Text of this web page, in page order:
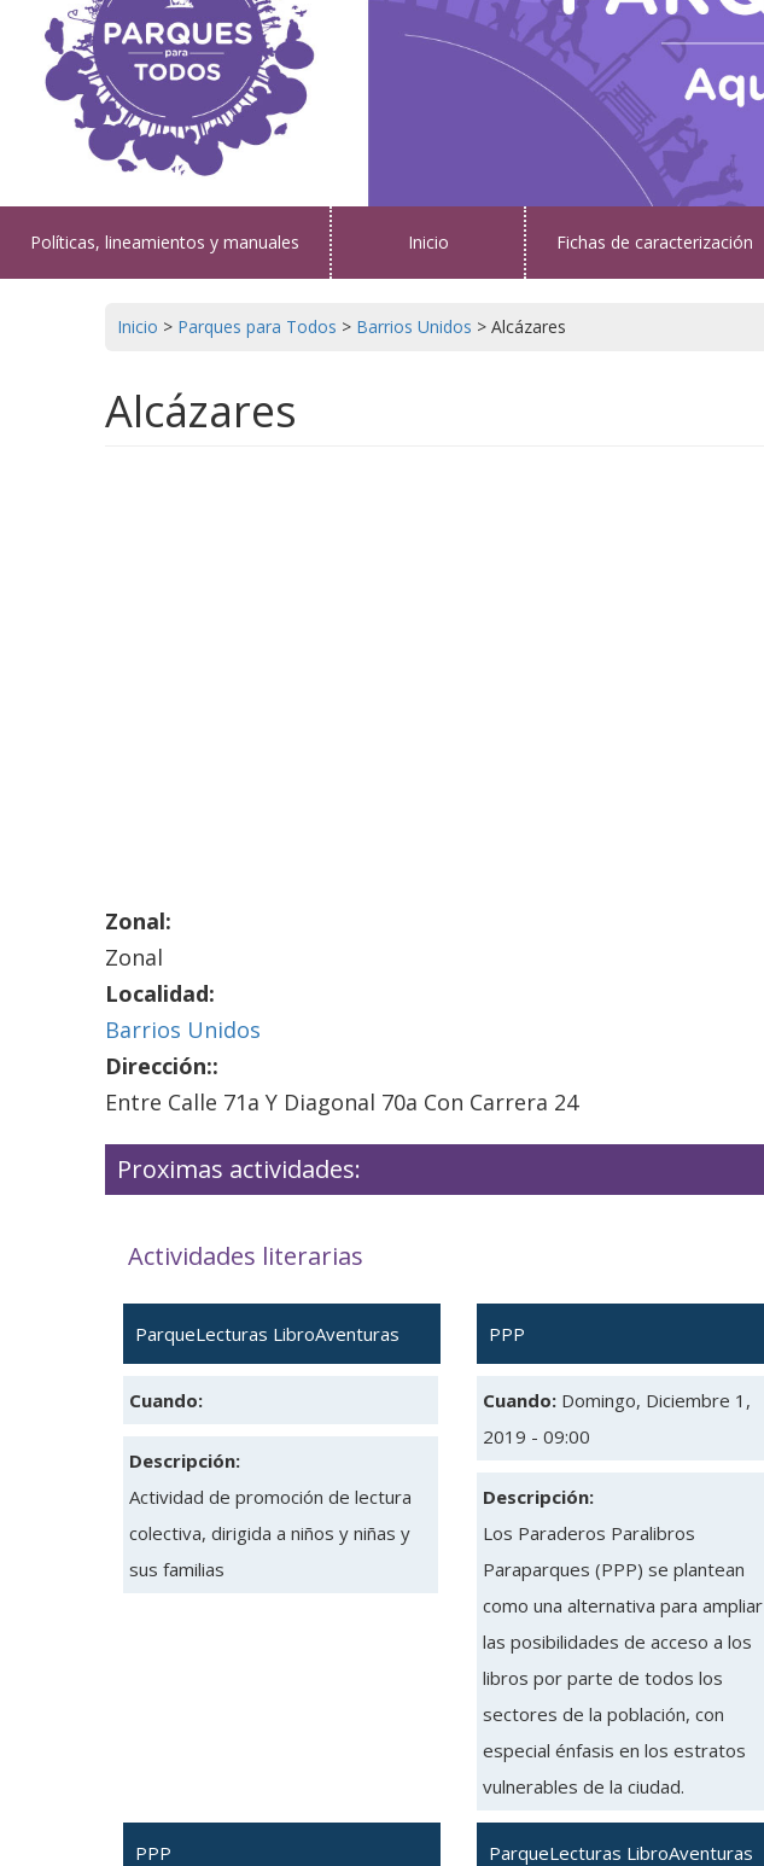
Políticas, lineamientos y manuales Inicio Fichas de caracterización
Inicio > Parques para Todos > Barrios Unidos > Alcázares
Alcázares
Zonal:
Zonal
Localidad:
Barrios Unidos
Dirección::
Entre Calle 71a Y Diagonal 70a Con Carrera 24
Proximas actividades:
Actividades literarias
ParqueLecturas LibroAventuras
Cuando:
Descripción:
Actividad de promoción de lectura
colectiva, dirigida a niños y niñas y
sus familias
PPP
Cuando: Domingo, Diciembre 1,
2019 - 09:00
Descripción:
Los Paraderos Paralibros
Paraparques (PPP) se plantean
como una alternativa para ampliar
las posibilidades de acceso a los
libros por parte de todos los
sectores de la población, con
especial énfasis en los estratos
vulnerables de la ciudad.
PPP ParqueLecturas LibroAventuras